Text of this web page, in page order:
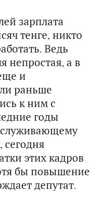
зарплата
тенге, никто
Ведь
непростая, а в
и
раньше
к ним с
годы
этих кадров
бы повышение
депутат.